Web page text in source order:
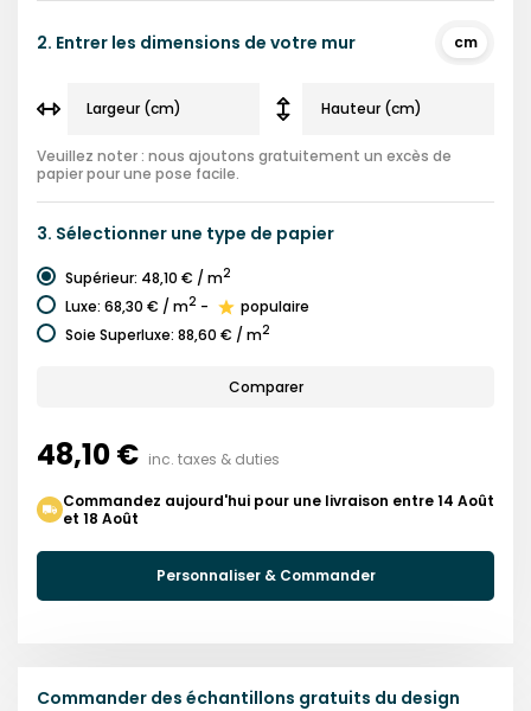
2. Entrer les dimensions de votre mur cm
Veuillez noter : nous ajoutons gratuitement un excès de
papier pour une pose facile.
3. Sélectionner une type de papier
Supérieur: 48,10 € / m2
Luxe: 68,30 € / m2 -
populaire
Soie Superluxe: 88,60 € / m2
Comparer
48,10 € inc. taxes & duties
Commandez aujourd'hui pour une livraison entre 14 Août
et 18 Août
Personnaliser & Commander
Commander des échantillons gratuits du design